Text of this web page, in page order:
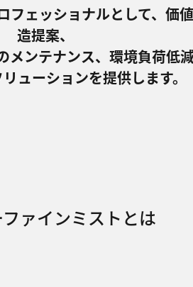
フェッショナルとして、価
造提案、
メンテナンス、環境負荷低
ューションを提供します。
ァインミストとは